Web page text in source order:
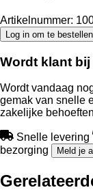
Artikelnummer:
Log in om te bestellen
Wordt klant bij
Wordt vandaag
gemak van snelle
zakelijke
Snelle levering
bezorging
Meld je